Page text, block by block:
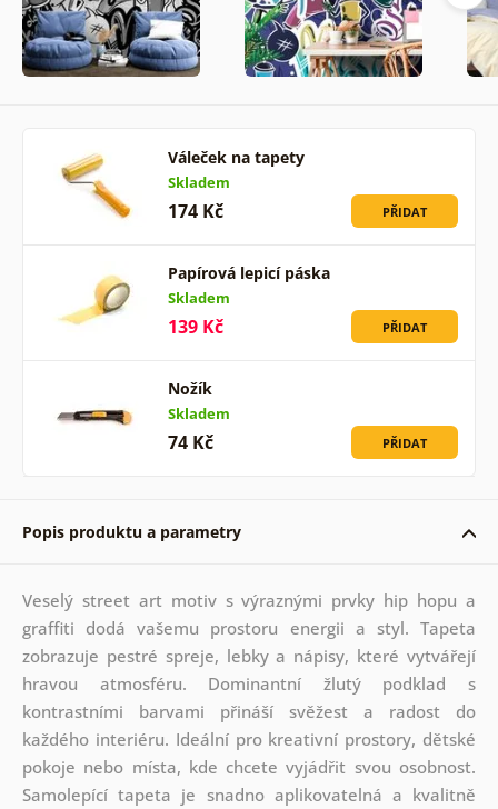
Váleček na tapety
Skladem
174 Kč PŘIDAT
Papírová lepicí páska
Skladem
139 Kč PŘIDAT
Nožík
Skladem
74 Kč PŘIDAT
Popis produktu a parametry
Veselý street art motiv s výraznými prvky hip hopu a
graffiti dodá vašemu prostoru energii a styl. Tapeta
zobrazuje pestré spreje, lebky a nápisy, které vytvářejí
hravou atmosféru. Dominantní žlutý podklad s
kontrastními barvami přináší svěžest a radost do
každého interiéru. Ideální pro kreativní prostory, dětské
pokoje nebo místa, kde chcete vyjádřit svou osobnost.
Samolepící tapeta je snadno aplikovatelná a kvalitně